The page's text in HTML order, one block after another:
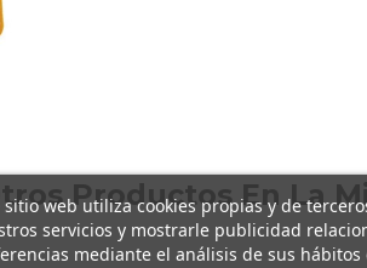
Productos En La
sitio web utiliza cookies propias y de
servicios y mostrarle publicidad
mediante el análisis de sus hábitos